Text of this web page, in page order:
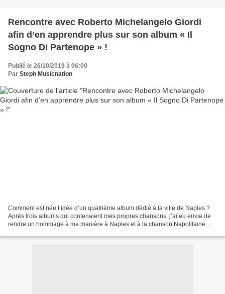
Rencontre avec Roberto Michelangelo Giordi
afin d’en apprendre plus sur son album « Il
Sogno Di Partenope » !
Publié le 26/10/2019 à 06:00
Par Steph Musicnation
Comment est née l’idée d’un quatrième album dédié à la ville de Naples ?
Après trois albums qui contenaient mes propres chansons, j’ai eu envie de
rendre un hommage à ma manière à Naples et à la chanson Napolitaine